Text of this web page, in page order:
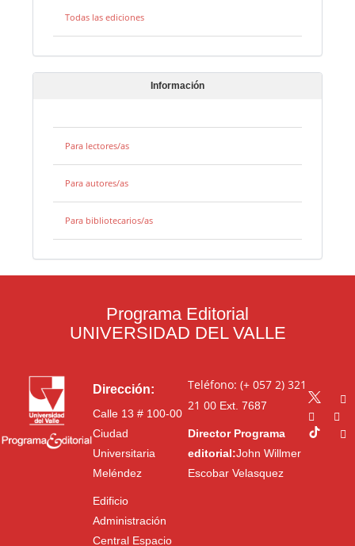
Todas las ediciones
Información
Para lectores/as
Para autores/as
Para bibliotecarios/as
Programa Editorial
UNIVERSIDAD DEL VALLE
Dirección:
Calle 13 # 100-00
Ciudad
Universitaria
Meléndez
Edificio
Administración
Central Espacio
Teléfono: (+ 057 2) 321
21 00Ext. 7687
Director Programa
editorial:John Willmer
Escobar Velasquez